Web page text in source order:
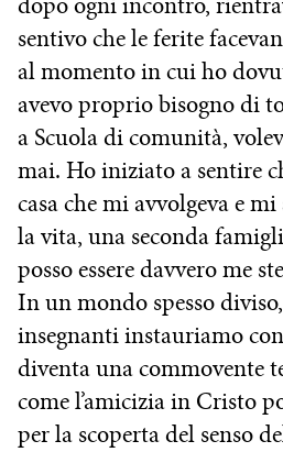
sentivo che le ferite
al momento in cui ho
avevo proprio bisogno di
a Scuola di comunità,
mai. Ho iniziato a sentire
casa che mi avvolgeva e
la vita, una seconda
posso essere davvero me
In un mondo spesso
insegnanti instauriamo
diventa una commovente
come l’amicizia in Cristo
per la scoperta del senso